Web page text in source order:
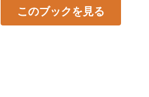
このブックを見る